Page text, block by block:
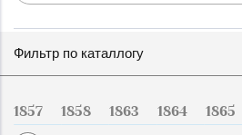
по
Фильтр по каталлогу
1857 1858 1863 1864 1865